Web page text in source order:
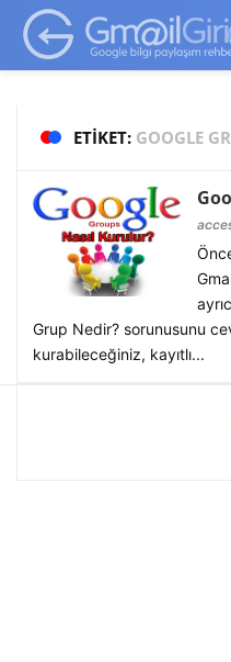
google-site-
ETIKET: GOOGLE
Grup Nedir? sorunusunu
kurabileceğiniz, kayıtlı...